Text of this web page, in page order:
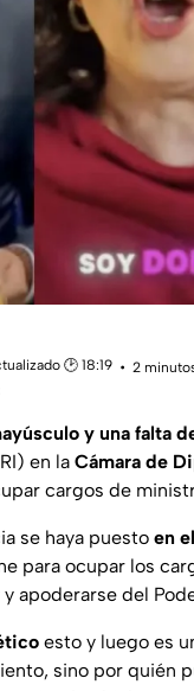
🕑 18:19
2
y una falta
en la Cámara de
cargos de
se haya puesto en
para ocupar los
apoderarse del
esto y luego es
sino por quién